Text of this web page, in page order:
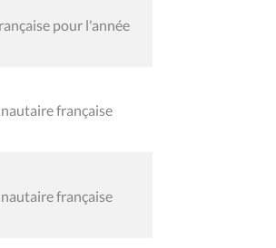
pour l'année
française
française